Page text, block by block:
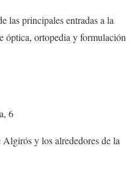
las principales entradas a la
óptica, ortopedia y formulación
6
y los alrededores de la